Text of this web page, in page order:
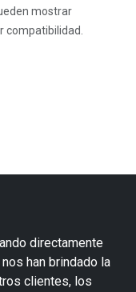
mostrar
compatibilidad.
directamente
han brindado la
clientes, los